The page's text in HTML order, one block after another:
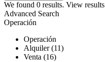
We found 0 results. View results
Advanced Search
Operación
Operación
Alquiler (11)
Venta (16)